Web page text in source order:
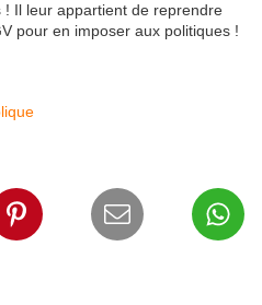
Il leur appartient de reprendre
pour en imposer aux politiques !